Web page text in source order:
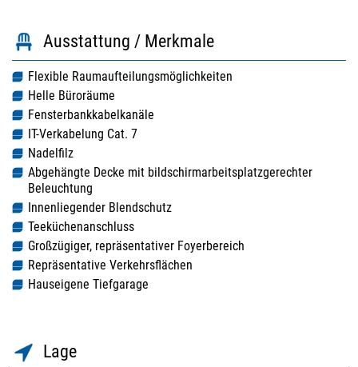
Ausstattung / Merkmale
Flexible Raumaufteilungsmöglichkeiten
Helle Büroräume
Fensterbankkabelkanäle
IT-Verkabelung Cat. 7
Nadelfilz
Abgehängte Decke mit bildschirmarbeitsplatzgerechter
Beleuchtung
Innenliegender Blendschutz
Teeküchenanschluss
Großzügiger, repräsentativer Foyerbereich
Repräsentative Verkehrsflächen
Hauseigene Tiefgarage
Lage